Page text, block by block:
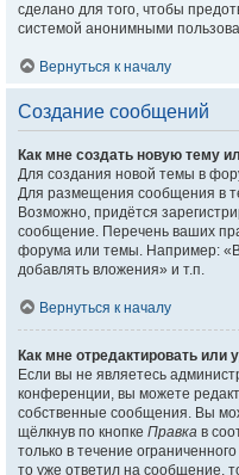
сделано для того, чтобы
системой анонимными
Вернуться к началу
Создание сообщений
Как мне создать новую тему
Для создания новой темы в
Для размещения сообщения в
Возможно, придётся
сообщение. Перечень ваших
форума или темы. Например:
добавлять вложения» и т.п.
Вернуться к началу
Как мне отредактировать или
Если вы не являетесь
конференции, вы можете
собственные сообщения. Вы
щёлкнув по кнопке Правка в
только в течение
то уже ответил на сообщение,